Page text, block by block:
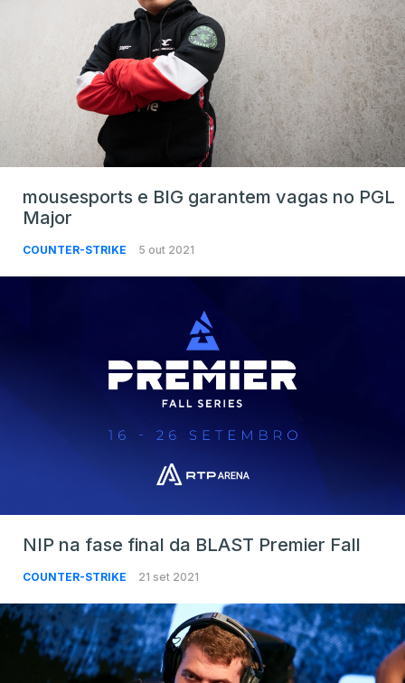
mousesports e BIG garantem vagas no PGL
Major
COUNTER-STRIKE 5 out 2021
NIP na fase final da BLAST Premier Fall
COUNTER-STRIKE 21 set 2021